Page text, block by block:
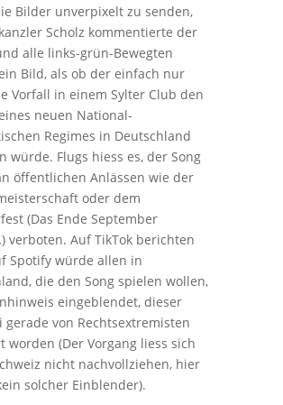
Bilder unverpixelt zu senden,
Scholz kommentierte der
alle links-grün-Bewegten
Bild, als ob der einfach nur
Vorfall in einem Sylter Club den
neuen National-
Regimes in Deutschland
würde. Flugs hiess es, der Song
öffentlichen Anlässen wie der
oder dem
(Das Ende September
verboten. Auf TikTok berichten
Spotify würde allen in
die den Song spielen wollen,
eingeblendet, dieser
gerade von Rechtsextremisten
worden (Der Vorgang liess sich
nicht nachvollziehen, hier
solcher Einblender).